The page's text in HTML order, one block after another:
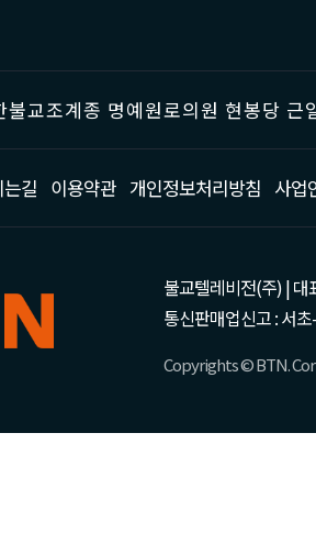
불교조계종 명예원로의원 현봉당
길 이용약관 개인정보처리방침 사업
불교텔레비전(주) | 대
통신판매업신고 : 서
Copyrights © BTN.